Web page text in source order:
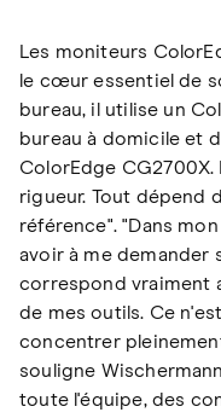
Les moniteurs
le cœur essentiel de
bureau, il utilise un
bureau à domicile et
ColorEdge
rigueur. Tout dépend
référence". "Dans
avoir à me demander
correspond vraiment
de mes outils. Ce
concentrer
souligne
toute l'équipe, des